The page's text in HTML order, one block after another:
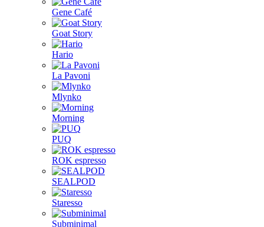
Gene Café
Goat Story
Hario
La Pavoni
Mlynko
Morning
PUQ
ROK espresso
SEALPOD
Staresso
Subminimal